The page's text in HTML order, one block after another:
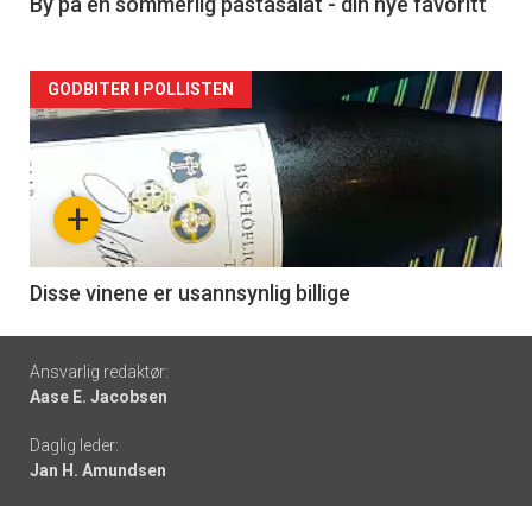
Forsiden
akkurat
nå
6
+
GODBITER I POLLISTEN
Disse vinene er usannsynlig billige
Footer
-
links
Ansvarlig redaktør:
Aase E. Jacobsen
Daglig leder:
Jan H. Amundsen